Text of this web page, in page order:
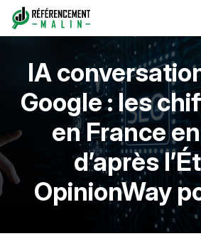
IA
Google : les
en France
d’après
OpinionWay